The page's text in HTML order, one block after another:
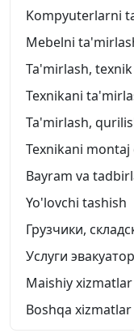
Kompyuterlarni
Mebelni
Ta'mirlash,
Texnikani
Ta'mirlash,
Texnikani
Bayram va
Yo'lovchi tashish
Грузчики,
Услуги
Maishiy xizmatlar
Boshqa xizmatlar